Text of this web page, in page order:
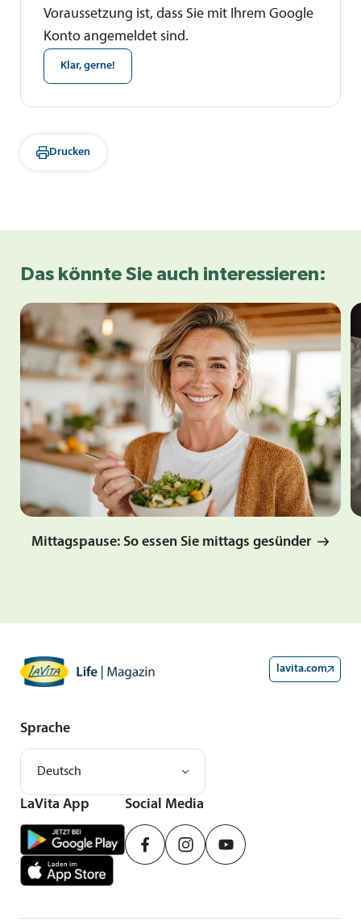
Voraussetzung ist, dass Sie mit Ihrem Google
Konto angemeldet sind.
Klar, gerne!
Drucken
Das könnte Sie auch interessieren:
Mittagspause: So essen Sie mittags gesünder
lavita.com
LaVita App Social Media
Sprache
Deutsch